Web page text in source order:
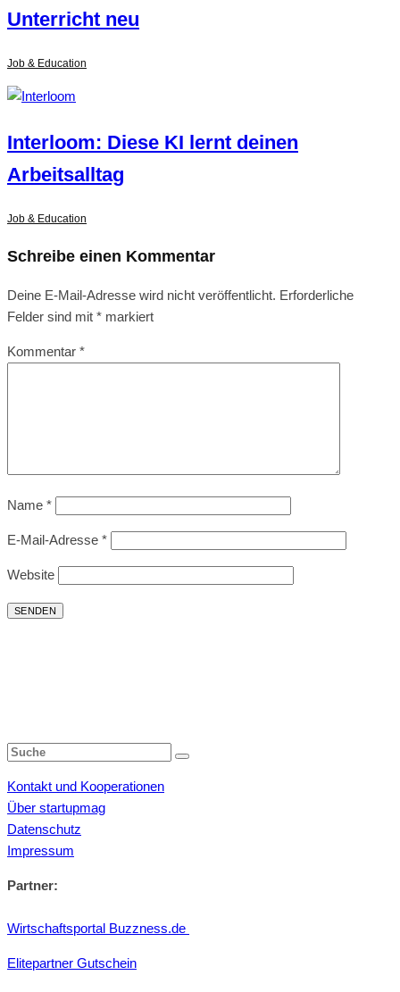
Unterricht neu
Job & Education
Interloom: Diese KI lernt deinen
Arbeitsalltag
Job & Education
Schreibe einen Kommentar
Deine E-Mail-Adresse wird nicht veröffentlicht. Erforderliche
Felder sind mit * markiert
Kommentar *
Name *
E-Mail-Adresse *
Website
Kontakt und Kooperationen
Über startupmag
Datenschutz
Impressum
Partner:
Wirtschaftsportal Buzzness.de
Elitepartner Gutschein